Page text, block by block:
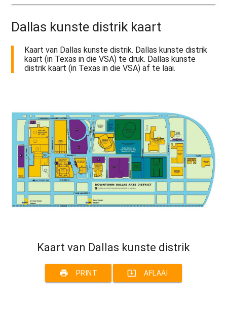
Dallas kunste distrik kaart
Kaart van Dallas kunste distrik. Dallas kunste distrik
kaart (in Texas in die VSA) te druk. Dallas kunste
distrik kaart (in Texas in die VSA) af te laai.
Kaart van Dallas kunste distrik
print PRINT system_update_alt AFLAAI